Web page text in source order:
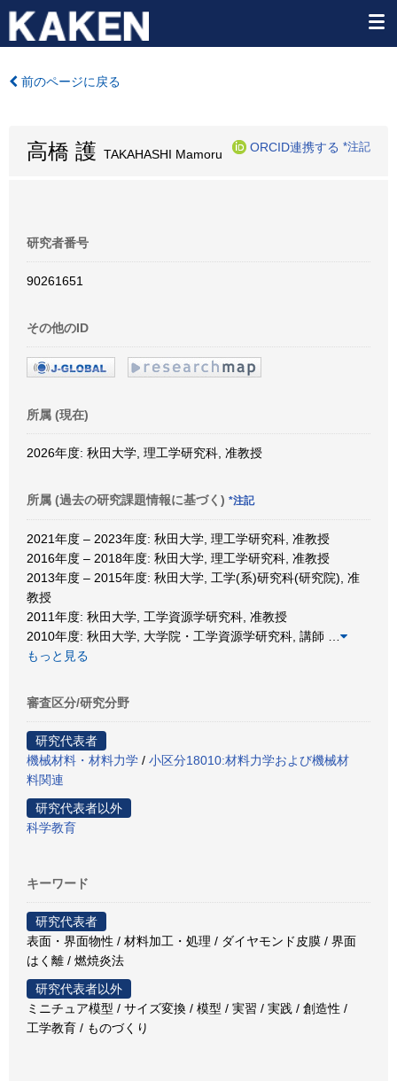
前のページに戻る
高橋 護 TAKAHASHI Mamoru
ORCID連携する *注記
研究者番号
90261651
その他のID
所属 (現在)
2026年度: 秋田大学, 理工学研究科, 准教授
所属 (過去の研究課題情報に基づく) *注記
2021年度 – 2023年度: 秋田大学, 理工学研究科, 准教授
2016年度 – 2018年度: 秋田大学, 理工学研究科, 准教授
2013年度 – 2015年度: 秋田大学, 工学(系)研究科(研究院), 准
教授
2011年度: 秋田大学, 工学資源学研究科, 准教授
2010年度: 秋田大学, 大学院・工学資源学研究科, 講師
もっと見る
審査区分/研究分野
研究代表者
機械材料・材料力学 / 小区分18010:材料力学および機械材
料関連
研究代表者以外
科学教育
キーワード
研究代表者
表面・界面物性 / 材料加工・処理 / ダイヤモンド皮膜 / 界面
はく離 / 燃焼炎法
研究代表者以外
ミニチュア模型 / サイズ変換 / 模型 / 実習 / 実践 / 創造性 /
工学教育 / ものづくり